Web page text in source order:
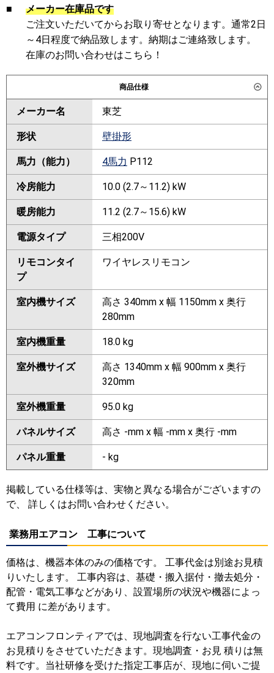
■
メーカー在庫品です
ご注文いただいてからお取り寄せとなります。通常2日
～4日程度で納品致します。納期はご連絡致します。
在庫のお問い合わせはこちら！
商品仕様
メーカー名 東芝
形状 壁掛形
馬力（能力） 4馬力 P112
冷房能力 10.0 (2.7～11.2) kW
暖房能力 11.2 (2.7～15.6) kW
電源タイプ 三相200V
リモコンタイ
プ
ワイヤレスリモコン
室内機サイズ
高さ 340mm x 幅 1150mm x 奥行
280mm
室内機重量 18.0 kg
室外機サイズ
高さ 1340mm x 幅 900mm x 奥行
320mm
室外機重量 95.0 kg
パネルサイズ 高さ -mm x 幅 -mm x 奥行 -mm
パネル重量 - kg
掲載している仕様等は、実物と異なる場合がございますの
で、 詳しくはお問い合わせください。
業務用エアコン 工事について
価格は、機器本体のみの価格です。 工事代金は別途お見積
りいたします。 工事内容は、基礎・搬入据付・撤去処分・
配管・電気工事などがあり、設置場所の状況や機器によっ
て費用 に差があります。
エアコンフロンティアでは、現地調査を行ない工事代金の
お見積りをさせていただきます。現地調査・お見 積りは無
料です。当社研修を受けた指定工事店が、現地に伺いご提